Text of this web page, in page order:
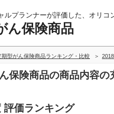
ルプランナーが評価した、オリコ
ん保険商品
期型がん保険商品ランキング・比較
保険商品の商品内容
評価ランキング